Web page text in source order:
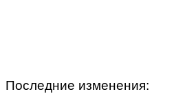
Последние изменения: